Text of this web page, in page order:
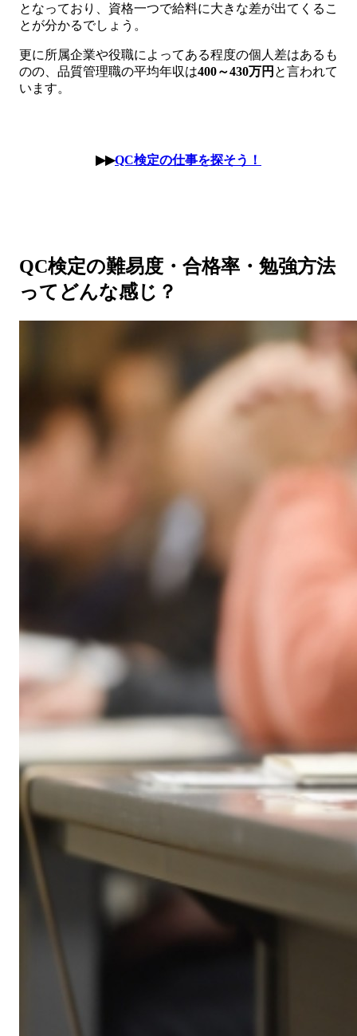
となっており、資格一つで給料に大きな差が出てくるこ
とが分かるでしょう。
更に所属企業や役職によってある程度の個人差はあるも
のの、品質管理職の平均年収は400～430万円 と言われて
います。
▶▶QC検定の仕事を探そう！
QC検定の難易度・合格率・勉強方法
ってどんな感じ？